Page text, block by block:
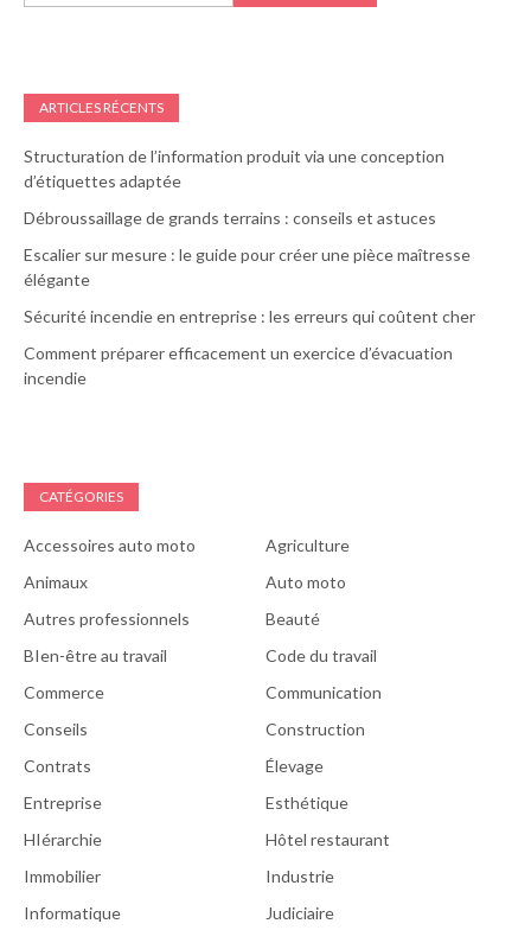
ARTICLES RÉCENTS
Structuration de l’information produit via une conception
d’étiquettes adaptée
Débroussaillage de grands terrains : conseils et astuces
Escalier sur mesure : le guide pour créer une pièce maîtresse
élégante
Sécurité incendie en entreprise : les erreurs qui coûtent cher
Comment préparer efficacement un exercice d’évacuation
incendie
CATÉGORIES
Accessoires auto moto
Agriculture
Animaux
Auto moto
Autres professionnels
Beauté
BIen-être au travail
Code du travail
Commerce
Communication
Conseils
Construction
Contrats
Élevage
Entreprise
Esthétique
HIérarchie
Hôtel restaurant
Immobilier
Industrie
Informatique
Judiciaire